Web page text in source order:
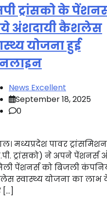
ट्रांसको के
अंशदायी कैशलेस
योजना हुई
News Excellent
September 18, 2025
0
मध्यप्रदेश पावर
ट्रांसको) ने अपने पेंशनर्स
पेंशनर्स को बिजली
स्वास्थ्य योजना का लाभ
[…]